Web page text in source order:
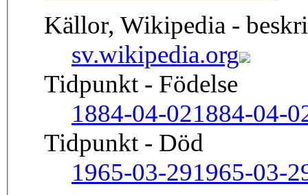
Källor, Wikipedia -
sv.wikipedia.org
Tidpunkt - Födelse
1884-04-021884-04-
Tidpunkt - Död
1965-03-291965-03-